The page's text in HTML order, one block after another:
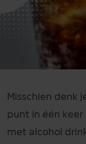
Misschien denk
punt in één
met alcohol